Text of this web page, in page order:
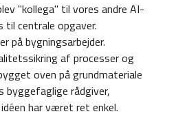
"kollega" til vores andre AI-
centrale opgaver.
på bygningsarbejder.
af processer og
oven på grundmateriale
byggefaglige rådgiver,
har været ret enkel.